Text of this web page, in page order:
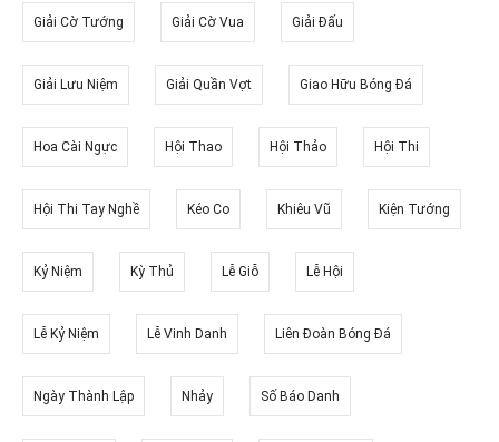
Giải Cờ Tướng Giải Cờ Vua Giải Đấu
Giải Lưu Niệm Giải Quần Vợt Giao Hữu Bóng Đá
Hoa Cài Ngực Hội Thao Hội Thảo Hội Thi
Hội Thi Tay Nghề Kéo Co Khiêu Vũ Kiện Tướng
Kỷ Niệm Kỳ Thủ Lễ Giỗ Lễ Hội
Lễ Kỷ Niệm Lễ Vinh Danh Liên Đoàn Bóng Đá
Ngày Thành Lập Nhảy Số Báo Danh